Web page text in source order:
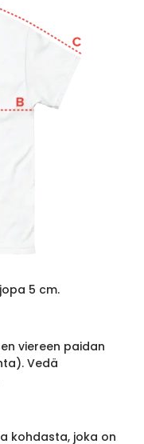
5 cm.
viereen paidan
Vedä
kohdasta, joka on